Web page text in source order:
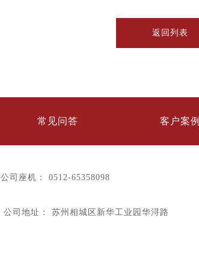
返回列表
常见问答 客户案例
公司座机： 0512-65358098
公司地址： 苏州相城区新华工业园华浔路